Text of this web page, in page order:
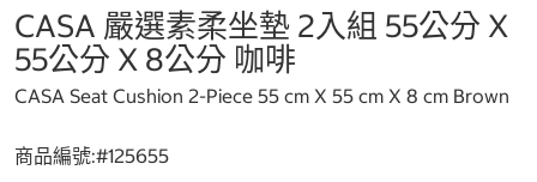
CASA 嚴選素柔坐墊 2入組 55公分 X
55公分 X 8公分 咖啡
CASA Seat Cushion 2-Piece 55 cm X 55 cm X 8 cm Brown
商品編號:#125655